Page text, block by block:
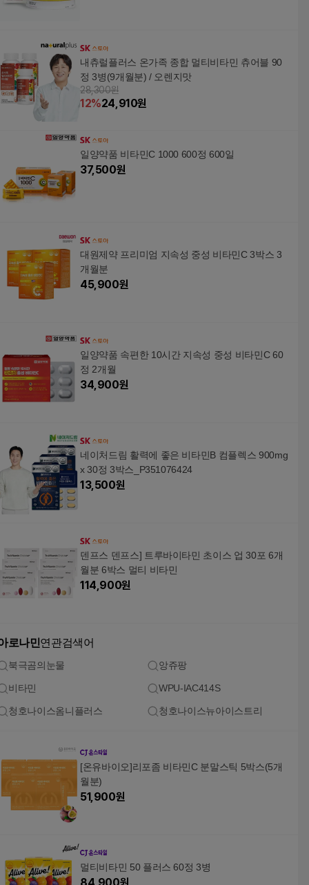
내츄럴플러스 온가족 종합 멀티비타민 츄어블 90
정 3병(9개월분) / 오렌지맛
28,300원
12%24,910원
일양약품 비타민C 1000 600정 600일
37,500원
대원제약 프리미엄 지속성 중성 비타민C 3박스 3
개월분
45,900원
일양약품 속편한 10시간 지속성 중성 비타민C 60
정 2개월
34,900원
네이처드림 활력에 좋은 비타민B 컴플렉스 900mg
x 30정 3박스_P351076424
13,500원
덴프스 덴프스] 트루바이타민 초이스 업 30포 6개
월분 6박스 멀티 비타민
114,900원
로나민 연관검색어
북극곰의눈물 앙쥬팡
비타민 WPU-IAC414S
청호나이스옴니플러스 청호나이스뉴아이스트리
[온유바이오]리포좀 비타민C 분말스틱 5박스(5개
월분)
51,900원
멀티비타민 50 플러스 60정 3병